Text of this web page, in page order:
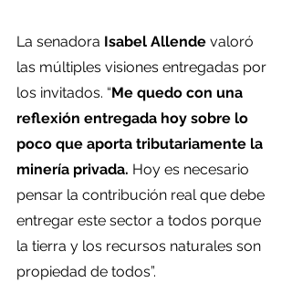
La senadora Isabel Allende valoró
las múltiples visiones entregadas por
los invitados. “Me quedo con una
reflexión entregada hoy sobre lo
poco que aporta tributariamente la
minería privada. Hoy es necesario
pensar la contribución real que debe
entregar este sector a todos porque
la tierra y los recursos naturales son
propiedad de todos”.